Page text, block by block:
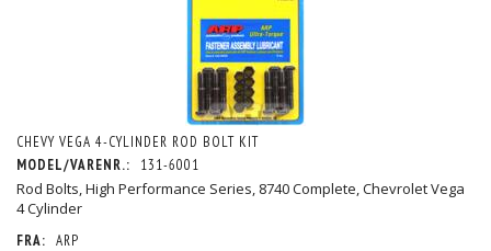
CHEVY VEGA 4-CYLINDER ROD BOLT KIT
MODEL/VARENR.:
131-6001
Rod Bolts, High Performance Series, 8740 Complete, Chevrolet Vega
4 Cylinder
FRA: ARP